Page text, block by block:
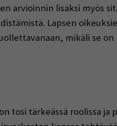
arvioinnin lisäksi myös
Lapsen
mikäli se
tosi tärkeässä roolissa ja